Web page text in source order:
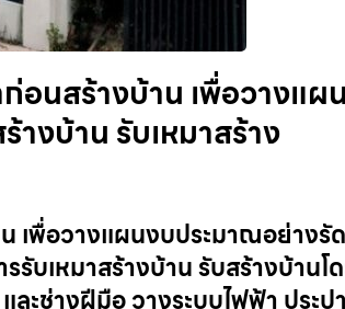
อนสร้างบ้าน เพื่อวางแผน
งบ้าน รับเหมาสร้าง
เพื่อวางแผนงบประมาณอย่าง
รับเหมาสร้างบ้าน รับสร้างบ้านโ
ะช่างฝีมือ วางระบบไฟฟ้า ประปา